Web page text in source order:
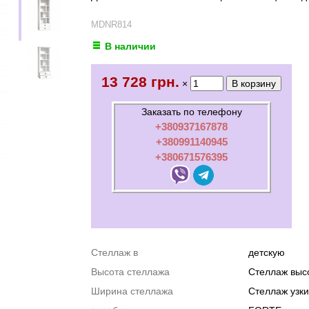
MDNR814
В наличии
13 728 грн. ×
Заказать по телефону
+380937167878
+380991140945
+380671576395
Стеллаж в
детскую
Высота стеллажа
Стеллаж
Ширина стеллажа
Стеллаж